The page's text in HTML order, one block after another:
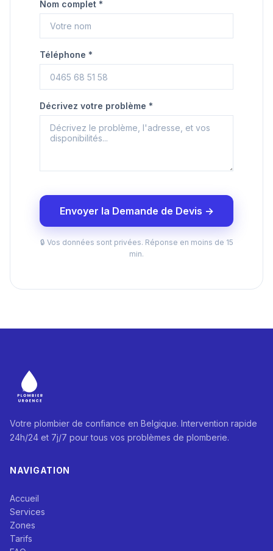
Nom complet *
Téléphone *
Décrivez votre problème *
Envoyer la Demande de Devis →
🔒 Vos données sont privées. Réponse en moins de 15
min.
Votre plombier de confiance en Belgique. Intervention rapide
24h/24 et 7j/7 pour tous vos problèmes de plomberie.
NAVIGATION
Accueil
Services
Zones
Tarifs